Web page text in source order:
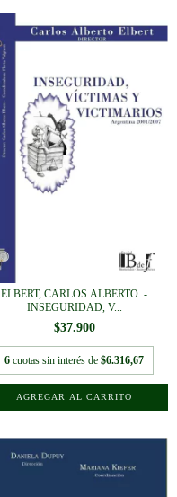
ELBERT, CARLOS ALBERTO. -
INSEGURIDAD, V...
$37.900
6 cuotas sin interés de $6.316,67